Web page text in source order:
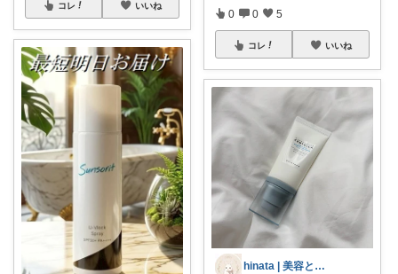
コレ いいね
0 0 5
コレ いいね
hinata | 美容と暮らし🐰